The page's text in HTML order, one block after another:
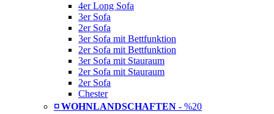
4er Long Sofa
3er Sofa
2er Sofa
3er Sofa mit Bettfunktion
2er Sofa mit Bettfunktion
3er Sofa mit Stauraum
2er Sofa mit Stauraum
2er Sofa
Chester
◽ WOHNLANDSCHAFTEN - %20